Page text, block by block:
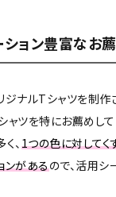
ション豊富なお
ナルTシャツを制作
ツを特にお薦めして
、1つの色に対して
ンがあるので、活用